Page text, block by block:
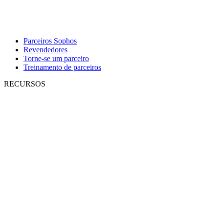
Parceiros Sophos
Revendedores
Torne-se um parceiro
Treinamento de parceiros
RECURSOS